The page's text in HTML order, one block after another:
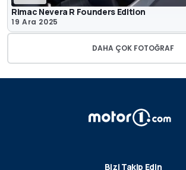
Rimac Nevera R Founders Edition
19 Ara 2025
DAHA ÇOK FOTOĞRAF
Bizi Takip Edin